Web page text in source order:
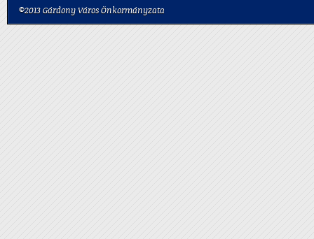
©2013 Gárdony Város Önkormányzata